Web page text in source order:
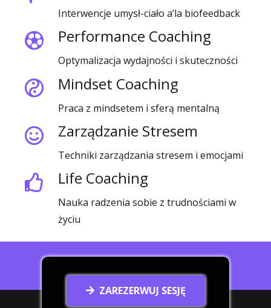
Interwencje umysł-ciało a’la biofeedback
Performance Coaching
Optymalizacja wydajności i skuteczności
Mindset Coaching
Praca z mindsetem i sferą mentalną
Zarządzanie Stresem
Techniki zarządzania stresem i emocjami
Life Coaching
Nauka radzenia sobie z trudnościami w
życiu
ZAREZERWUJ SESJĘ